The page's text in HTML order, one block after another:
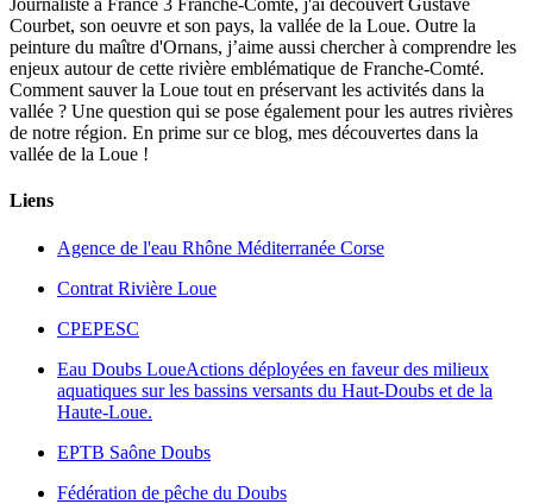
Journaliste à France 3 Franche-Comté, j'ai découvert Gustave
Courbet, son oeuvre et son pays, la vallée de la Loue. Outre la
peinture du maître d'Ornans, j’aime aussi chercher à comprendre les
enjeux autour de cette rivière emblématique de Franche-Comté.
Comment sauver la Loue tout en préservant les activités dans la
vallée ? Une question qui se pose également pour les autres rivières
de notre région. En prime sur ce blog, mes découvertes dans la
vallée de la Loue !
Liens
Agence de l'eau Rhône Méditerranée Corse
Contrat Rivière Loue
CPEPESC
Eau Doubs LoueActions déployées en faveur des milieux
aquatiques sur les bassins versants du Haut-Doubs et de la
Haute-Loue.
EPTB Saône Doubs
Fédération de pêche du Doubs